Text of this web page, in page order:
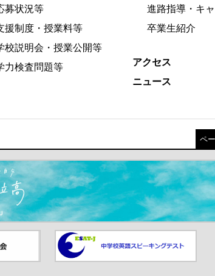
募状況等
援制度・授業料等
校説明会・授業公開等
力検査問題等
進路指導・キ
卒業生紹介
アクセス
ニュース
ペ
中学校英語スピーキングテスト
（別ウインドウが開きます）